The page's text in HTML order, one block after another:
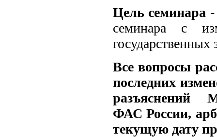
Цель семинара
семинара с
государственных
Все вопросы
последних
разъяснений
ФАС России,
текущую дату